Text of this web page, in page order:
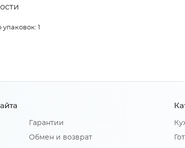
1
Гарантии
Обмен и возврат